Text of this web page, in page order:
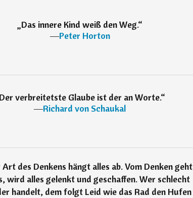
„Das innere Kind weiß den Weg.“
―Peter Horton
Der verbreitetste Glaube ist der an Worte.“
―Richard von Schaukal
Art des Denkens hängt alles ab. Vom Denken geht
wird alles gelenkt und geschaffen. Wer schlecht
handelt, dem folgt Leid wie das Rad den Hufen